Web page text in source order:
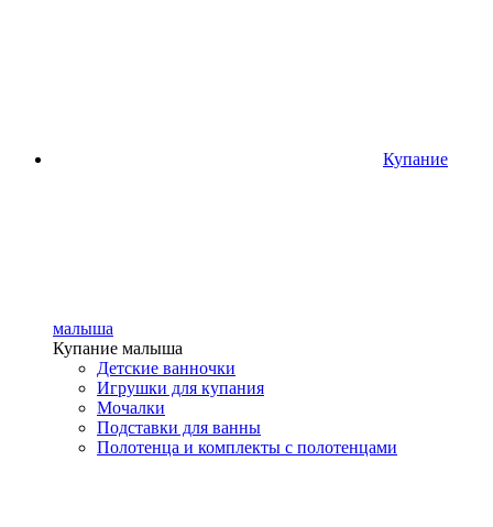
Купание
малыша
Купание малыша
Детские ванночки
Игрушки для купания
Мочалки
Подставки для ванны
Полотенца и комплекты с полотенцами